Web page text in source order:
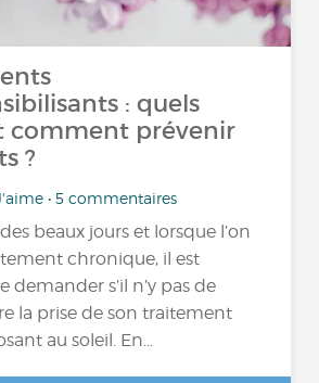
: quels
comment prévenir
?
• 5 commentaires
beaux jours et lorsque l’on
chronique, il est
demander s’il n’y pas de
la prise de son traitement
au soleil. En...